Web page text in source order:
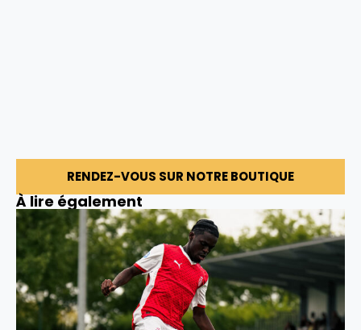
RENDEZ-VOUS SUR NOTRE BOUTIQUE
À lire également